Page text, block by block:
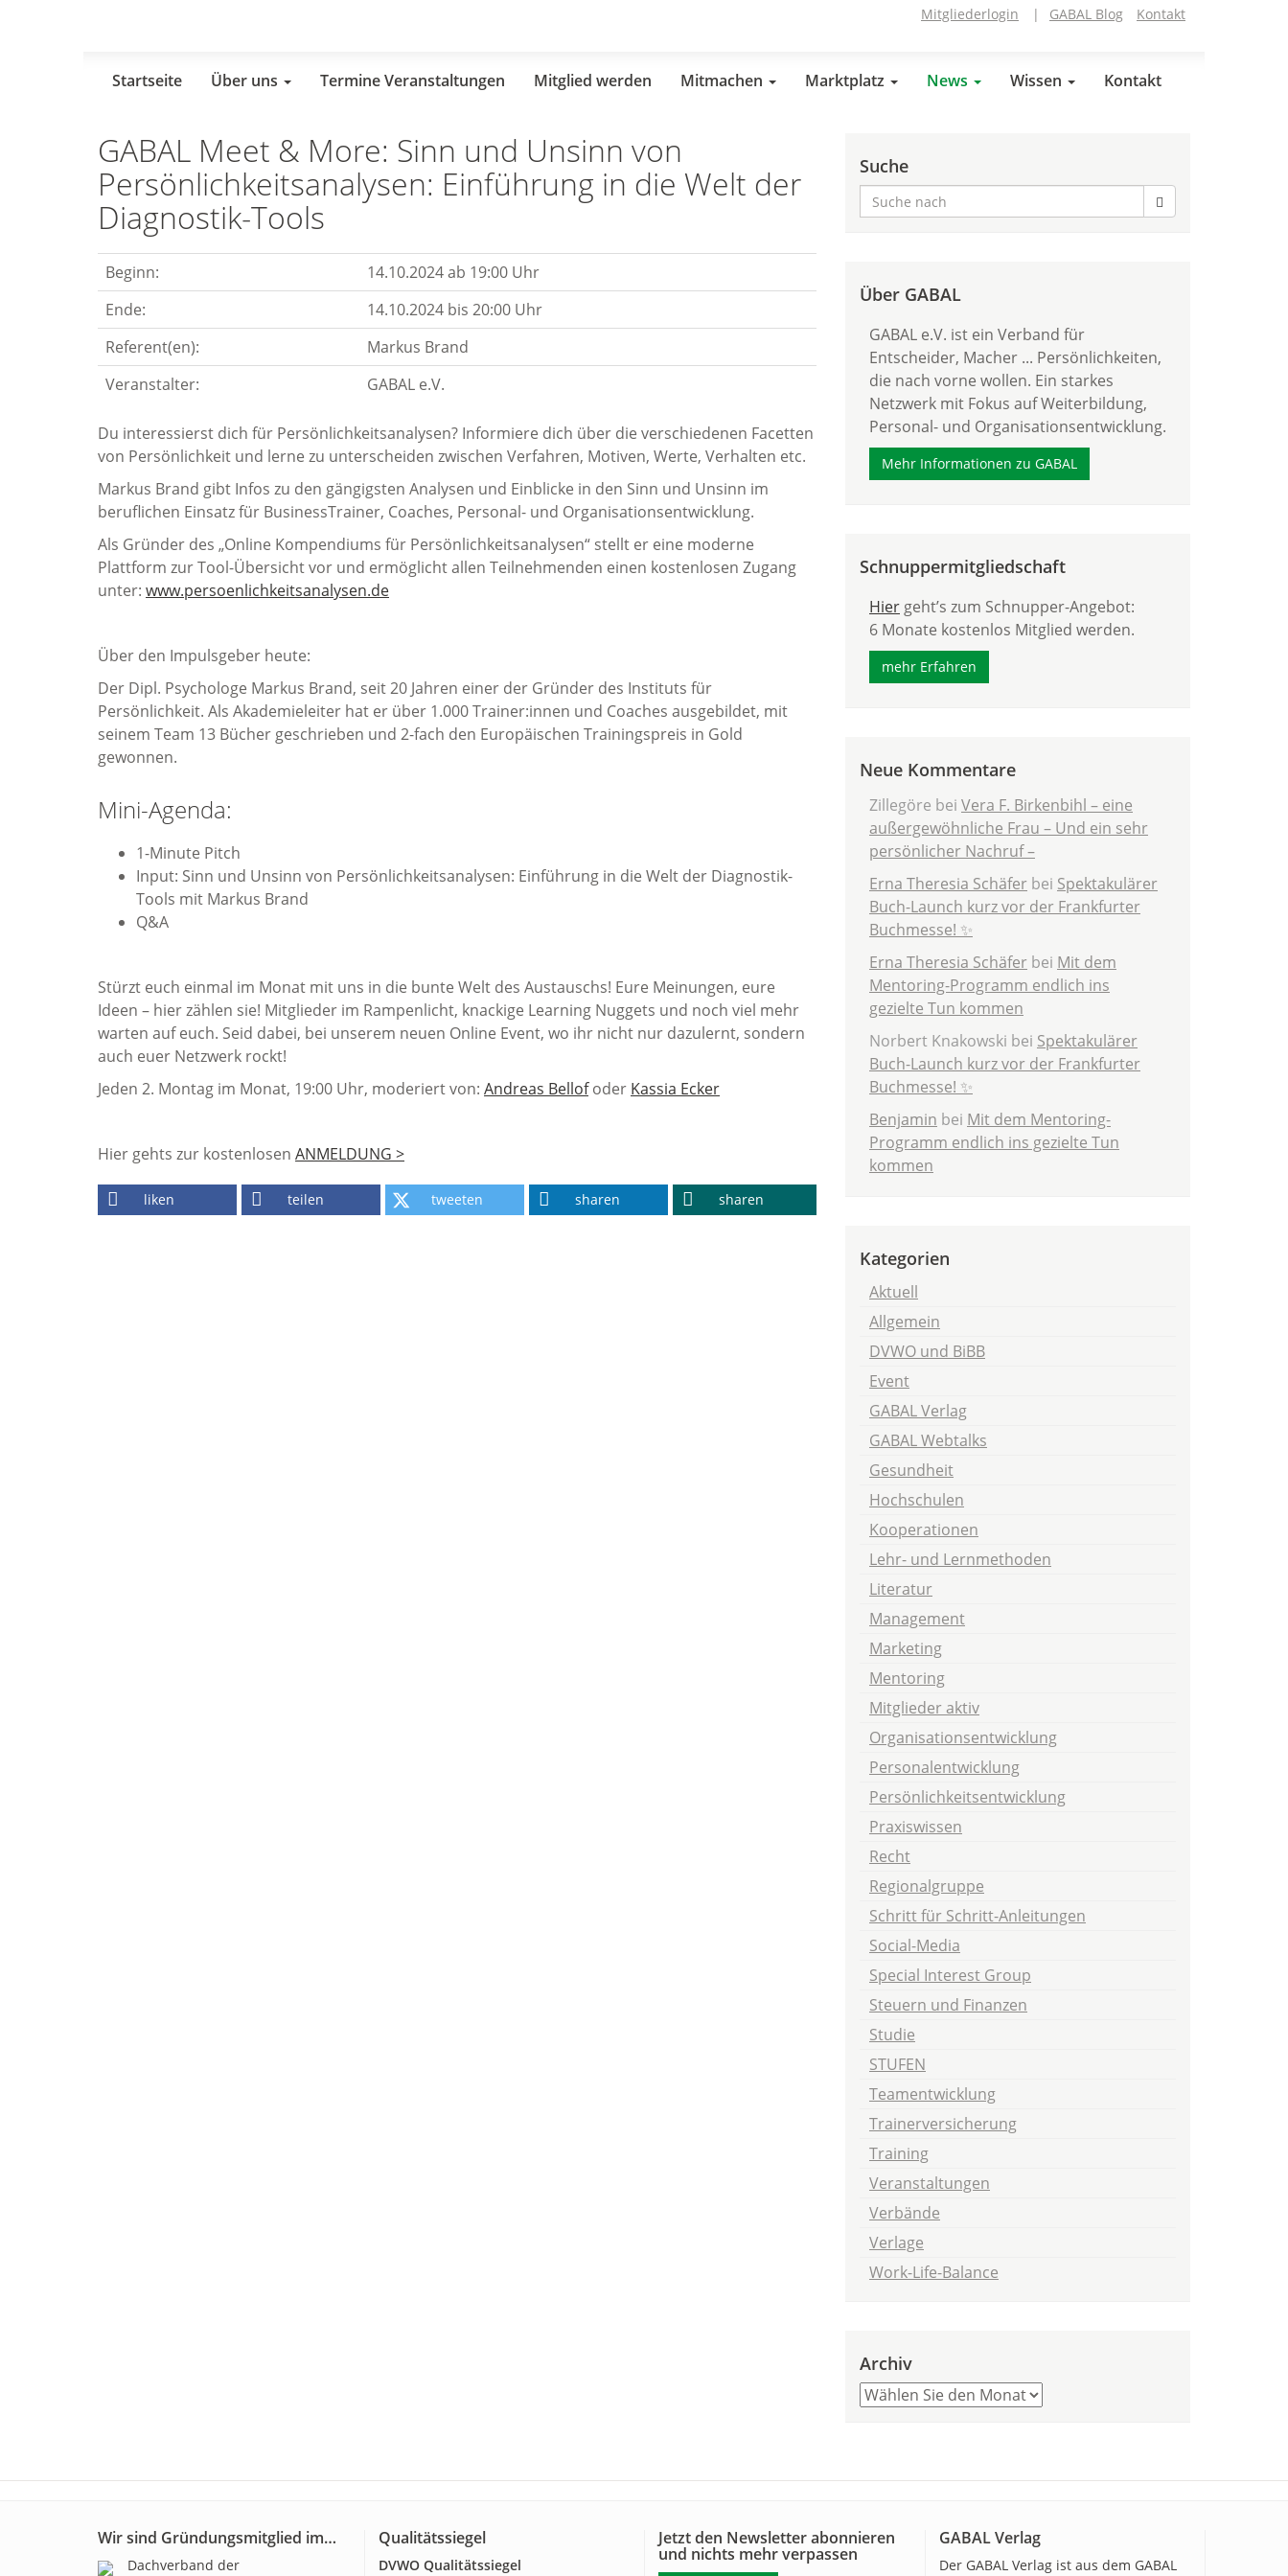
Mitgliederlogin | GABAL Blog Kontakt
Startseite Über uns Termine Veranstaltungen Mitglied werden Mitmachen Marktplatz News Wissen Kontakt
GABAL Meet & More: Sinn und Unsinn von
Persönlichkeitsanalysen: Einführung in die Welt der
Diagnostik-Tools
Beginn:
14.10.2024 ab 19:00 Uhr
Ende:
14.10.2024 bis 20:00 Uhr
Referent(en):
Markus Brand
Veranstalter:
GABAL e.V.
Du interessierst dich für Persönlichkeitsanalysen? Informiere dich über die verschiedenen Facetten
von Persönlichkeit und lerne zu unterscheiden zwischen Verfahren, Motiven, Werte, Verhalten etc.
Markus Brand gibt Infos zu den gängigsten Analysen und Einblicke in den Sinn und Unsinn im
beruflichen Einsatz für BusinessTrainer, Coaches, Personal- und Organisationsentwicklung.
Als Gründer des „Online Kompendiums für Persönlichkeitsanalysen“ stellt er eine moderne
Plattform zur Tool-Übersicht vor und ermöglicht allen Teilnehmenden einen kostenlosen Zugang
unter: www.persoenlichkeitsanalysen.de
Über den Impulsgeber heute:
Der Dipl. Psychologe Markus Brand, seit 20 Jahren einer der Gründer des Instituts für
Persönlichkeit. Als Akademieleiter hat er über 1.000 Trainer:innen und Coaches ausgebildet, mit
seinem Team 13 Bücher geschrieben und 2-fach den Europäischen Trainingspreis in Gold
gewonnen.
Mini-Agenda:
1-Minute Pitch
Input: Sinn und Unsinn von Persönlichkeitsanalysen: Einführung in die Welt der Diagnostik-
Tools mit Markus Brand
Q&A
Stürzt euch einmal im Monat mit uns in die bunte Welt des Austauschs! Eure Meinungen, eure
Ideen – hier zählen sie! Mitglieder im Rampenlicht, knackige Learning Nuggets und noch viel mehr
warten auf euch. Seid dabei, bei unserem neuen Online Event, wo ihr nicht nur dazulernt, sondern
auch euer Netzwerk rockt!
Jeden 2. Montag im Monat, 19:00 Uhr, moderiert von: Andreas Bellofoder Kassia Ecker
Hier gehts zur kostenlosen ANMELDUNG >
liken teilen tweeten sharen sharen
Suche
Über GABAL
GABAL e.V. ist ein Verband für
Entscheider, Macher ... Persönlichkeiten,
die nach vorne wollen. Ein starkes
Netzwerk mit Fokus auf Weiterbildung,
Personal- und Organisationsentwicklung.
Mehr Informationen zu GABAL
Schnuppermitgliedschaft
Hier geht’s zum Schnupper-Angebot:
6 Monate kostenlos Mitglied werden.
mehr Erfahren
Neue Kommentare
Zillegöre bei Vera F. Birkenbihl – eine
außergewöhnliche Frau – Und ein sehr
persönlicher Nachruf –
Erna Theresia Schäfer bei Spektakulärer
Buch-Launch kurz vor der Frankfurter
Buchmesse! ✨
Erna Theresia Schäfer bei Mit dem
Mentoring-Programm endlich ins
gezielte Tun kommen
Norbert Knakowski bei Spektakulärer
Buch-Launch kurz vor der Frankfurter
Buchmesse! ✨
Benjamin bei Mit dem Mentoring-
Programm endlich ins gezielte Tun
kommen
Kategorien
Aktuell
Allgemein
DVWO und BiBB
Event
GABAL Verlag
GABAL Webtalks
Gesundheit
Hochschulen
Kooperationen
Lehr- und Lernmethoden
Literatur
Management
Marketing
Mentoring
Mitglieder aktiv
Organisationsentwicklung
Personalentwicklung
Persönlichkeitsentwicklung
Praxiswissen
Recht
Regionalgruppe
Schritt für Schritt-Anleitungen
Social-Media
Special Interest Group
Steuern und Finanzen
Studie
STUFEN
Teamentwicklung
Trainerversicherung
Training
Veranstaltungen
Verbände
Verlage
Work-Life-Balance
Archiv
Wir sind Gründungsmitglied im…
Dachverband der
Qualitätssiegel
DVWO Qualitätssiegel
Jetzt den Newsletter abonnieren
und nichts mehr verpassen
GABAL Verlag
Der GABAL Verlag ist aus dem GABAL